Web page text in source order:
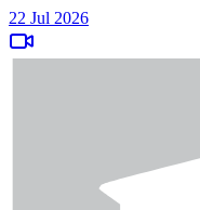
22 Jul 2026